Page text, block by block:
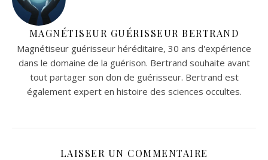
MAGNÉTISEUR GUÉRISSEUR BERTRAND
Magnétiseur guérisseur héréditaire, 30 ans d'expérience
dans le domaine de la guérison. Bertrand souhaite avant
tout partager son don de guérisseur. Bertrand est
également expert en histoire des sciences occultes.
LAISSER UN COMMENTAIRE